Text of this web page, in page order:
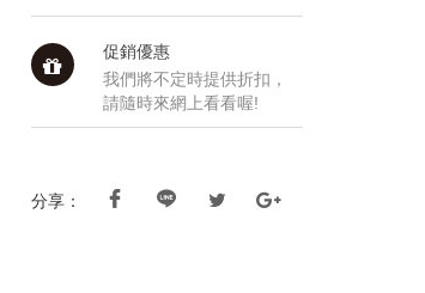
促銷優惠
我們將不定時提供折扣，
請隨時來網上看看喔!
分享：